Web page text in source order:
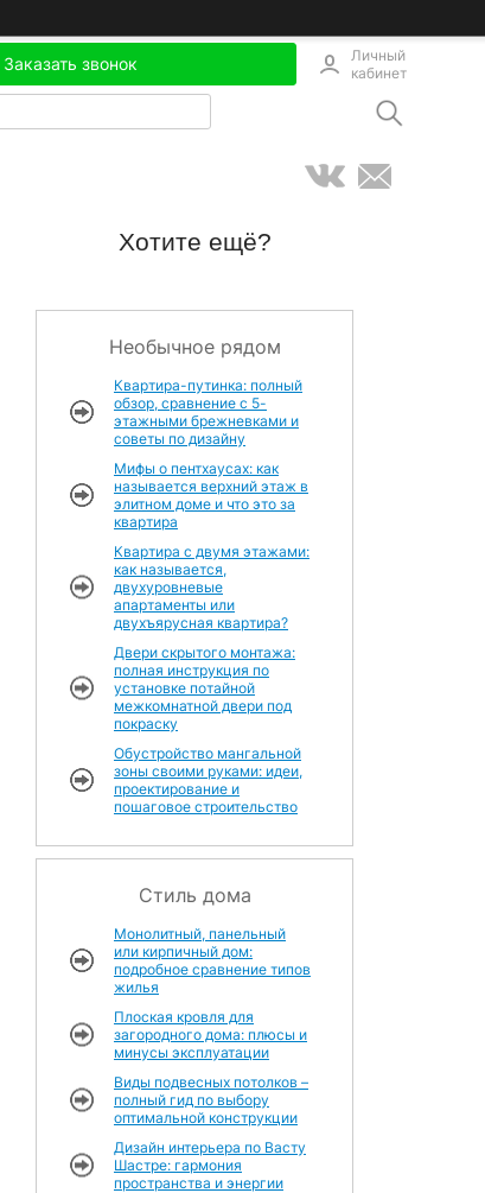
Заказать звонок
Личный
кабинет
Хотите ещё?
Необычное рядом
Квартира-путинка: полный
обзор, сравнение с 5-
этажными брежневками и
советы по дизайну
Мифы о пентхаусах: как
называется верхний этаж в
элитном доме и что это за
квартира
Квартира с двумя этажами:
как называется,
двухуровневые
апартаменты или
двухъярусная квартира?
Двери скрытого монтажа:
полная инструкция по
установке потайной
межкомнатной двери под
покраску
Обустройство мангальной
зоны своими руками: идеи,
проектирование и
пошаговое строительство
Стиль дома
Монолитный, панельный
или кирпичный дом:
подробное сравнение типов
жилья
Плоская кровля для
загородного дома: плюсы и
минусы эксплуатации
Виды подвесных потолков –
полный гид по выбору
оптимальной конструкции
Дизайн интерьера по Васту
Шастре: гармония
пространства и энергии